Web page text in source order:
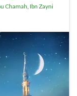
Chamah Ibn Zayni